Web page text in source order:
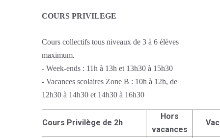
COURS PRIVILEGE
Cours collectifs tous niveaux de 3 à 6 élèves
maximum.
- Week-ends : 11h à 13h et 13h30 à 15h30
- Vacances scolaires Zone B : 10h à 12h, de
12h30 à 14h30 et 14h30 à 16h30
Cours Privilège de 2h
Hors
vacances